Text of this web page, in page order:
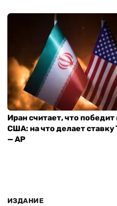
Иран считает, что победит
США: на что делает ставку
— AP
ИЗДАНИЕ